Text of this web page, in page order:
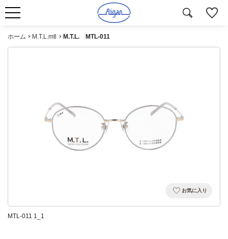
ホーム M.T.L.mtl M.T.L. MTL-011
お気に入り
MTL-011 1_1